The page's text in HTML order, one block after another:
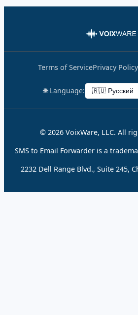
Terms of ServicePrivacy Policy
🌐 Language:
© 2026 VoixWare, LLC. All
SMS to Email Forwarder is a
2232 Dell Range Blvd., Suite 245,